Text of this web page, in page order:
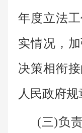
年度立法
实情况，
决策相衔
人民政府规
(三)负